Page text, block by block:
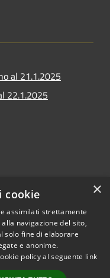
al 21.1.2025
22.1.2025
Copyright © 2020 •
Comune di Scarlino •
×
cookie
assimilati strettamente
navigazione del sito,
solo fine di elaborare
e anonime.
policy al seguente link